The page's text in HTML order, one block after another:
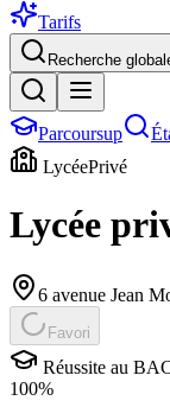
Tarifs
Recherche
Parcoursup
LycéePrivé
Lycée
6 avenue Jean
Favori
Réussite au
100%